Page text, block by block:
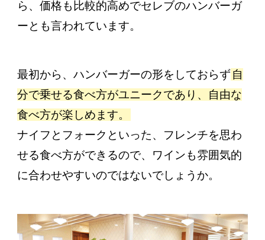
ら、価格も比較的高めでセレブのハンバーガ
ーとも言われています。
最初から、ハンバーガーの形をしておらず自
分で乗せる食べ方がユニークであり、自由な
食べ方が楽しめます。
ナイフとフォークといった、フレンチを思わ
せる食べ方ができるので、ワインも雰囲気的
に合わせやすいのではないでしょうか。